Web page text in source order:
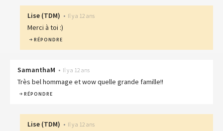
Lise (TDM) • Il y a 12 ans
Merci à toi :)
RÉPONDRE
SamanthaM • Il y a 12 ans
Très bel hommage et wow quelle grande famille!!
RÉPONDRE
Lise (TDM) • Il y a 12 ans